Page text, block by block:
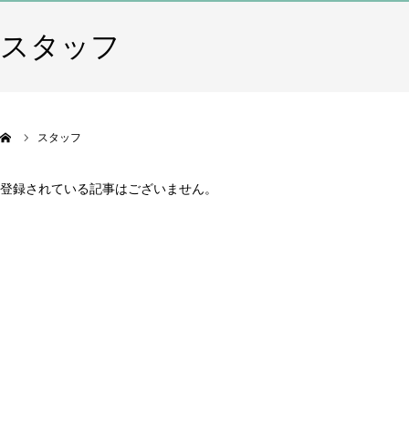
スタッフ
スタッフ
登録されている記事はございません。